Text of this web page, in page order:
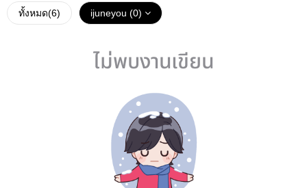
ทั้งหมด(6) ijuneyou (0)
ไม่พบงานเขียน